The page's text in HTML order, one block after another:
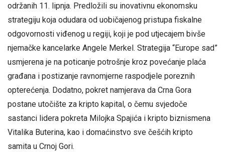
održanih 11. lipnja. Predložili su inovativnu ekonomsku
strategiju koja odudara od uobičajenog pristupa fiskalne
odgovornosti viđenog u regiji, koji je pod utjecajem bivše
njemačke kancelarke Angele Merkel. Strategija “Europe sad”
usmjerena je na poticanje potrošnje kroz povećanje plaća
građana i postizanje ravnomjerne raspodjele poreznih
opterećenja. Dodatno, pokret namjerava da Crna Gora
postane utočište za kripto kapital, o čemu svjedoče
sastanci lidera pokreta Milojka Spajića i kripto biznismena
Vitalika Buterina, kao i domaćinstvo sve češćih kripto
samita u Crnoj Gori.